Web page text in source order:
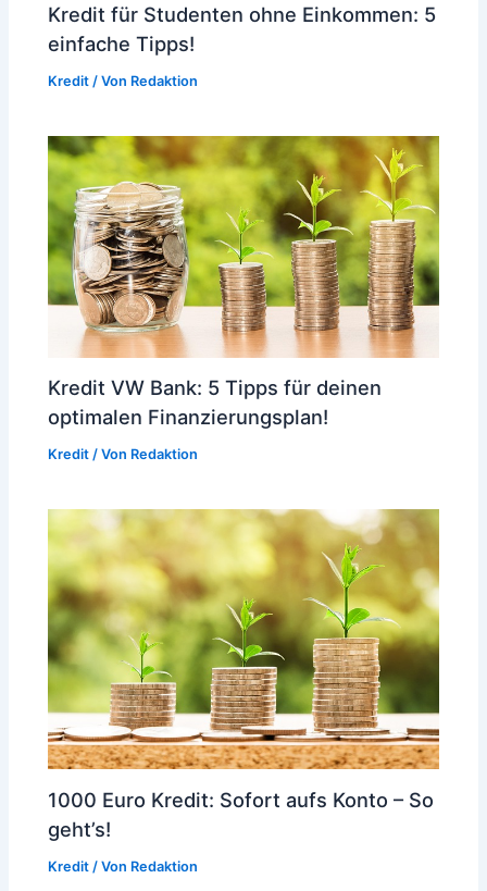
Kredit für Studenten ohne Einkommen: 5
einfache Tipps!
Kredit / Von Redaktion
Kredit VW Bank: 5 Tipps für deinen
optimalen Finanzierungsplan!
Kredit / Von Redaktion
1000 Euro Kredit: Sofort aufs Konto – So
geht’s!
Kredit / Von Redaktion